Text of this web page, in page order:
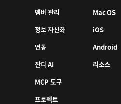
멤버 관리
정보 자산화
연동
잔디 AI
MCP 도구
프로젝트
Mac OS
iOS
Android
리소스